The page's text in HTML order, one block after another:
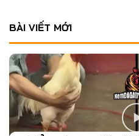
BÀI VIẾT MỚI